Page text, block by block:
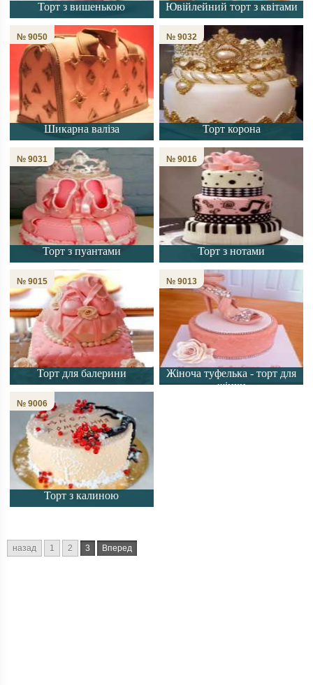
Торт з вишенькою Ювійлейний торт з квітами
Шикарна валіза
№ 9050
Торт корона
№ 9032
Торт з пуантами
№ 9031
Торт з нотами
№ 9016
Торт для балерини
№ 9015
Жіноча туфелька - торт для
жінки
№ 9013
Торт з калиною
№ 9006
назад 1 2 3 Вперед